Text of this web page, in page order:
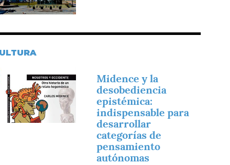
Midence y la
desobediencia
epistémica:
indispensable para
desarrollar
categorías de
pensamiento
autónomas